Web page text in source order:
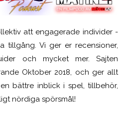
att engagerade individer -
tillgång. Vi ger er recensioner,
och mycket mer. Sajten
Oktober 2018, och ger allt
bättre inblick i spel, tillbehör,
nördiga spörsmål!